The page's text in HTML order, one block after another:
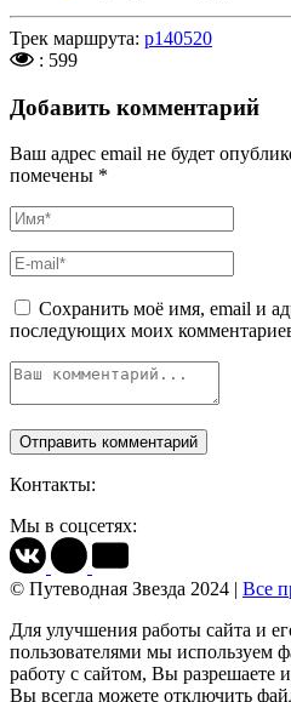
Трек маршрута: p140520
: 599
Добавить комментарий
Ваш адрес email не будет
помечены *
Сохранить моё имя, email и
последующих моих
Контакты:
Мы в соцсетях:
© Путеводная Звезда 2024 | Все
Для улучшения работы сайта и
пользователями мы используем
работу с сайтом, Вы разрешаете
Вы всегда можете отключить